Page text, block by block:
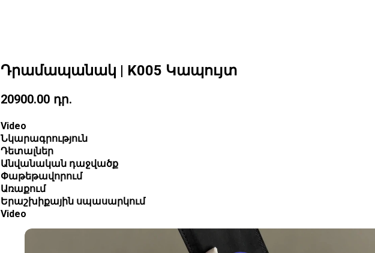
Դրամապանակ | K005 Կապույտ
20900.00 դր.
Video
Նկարագրություն
Դետալներ
Անվանական դաջվածք
Փաթեթավորում
Առաքում
Երաշխիքային սպասարկում
Video